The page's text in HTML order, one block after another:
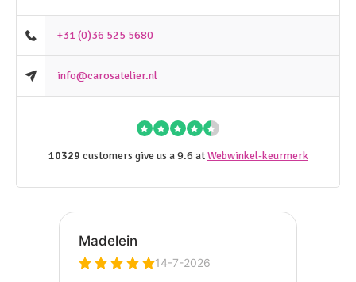
+31 (0)36 525 5680
info@carosatelier.nl
10329 customers give us a 9.6 atWebwinkel-keurmerk